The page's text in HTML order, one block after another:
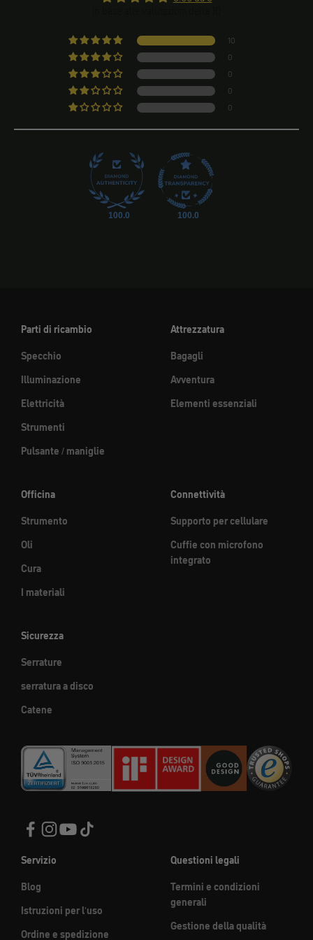
10
0
0
0
0
100.0 100.0
Parti di ricambio
Specchio
Illuminazione
Elettricità
Strumenti
Pulsante / maniglie
Attrezzatura
Bagagli
Avventura
Elementi essenziali
Officina
Strumento
Oli
Cura
I materiali
Connettività
Supporto per cellulare
Cuffie con microfono
integrato
Sicurezza
Serrature
serratura a disco
Catene
Servizio
Blog
Istruzioni per l'uso
Ordine e spedizione
Questioni legali
Termini e condizioni
generali
Gestione della qualità